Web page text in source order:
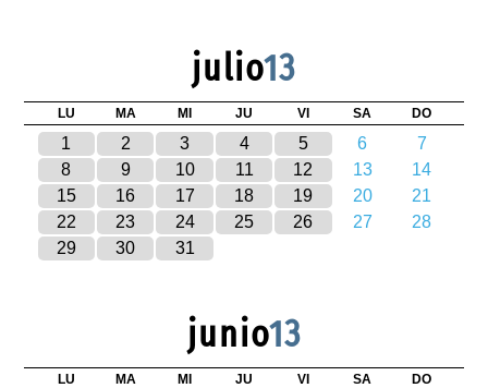
julio13
LU MA MI JU VI SA DO
1 2 3 4 5 6
7
8
9 10 11 12 13
14
15
16 17 18 19 20
21
22
23 24 25 26 27
28
29
30 31
junio13
LU MA MI JU VI SA DO